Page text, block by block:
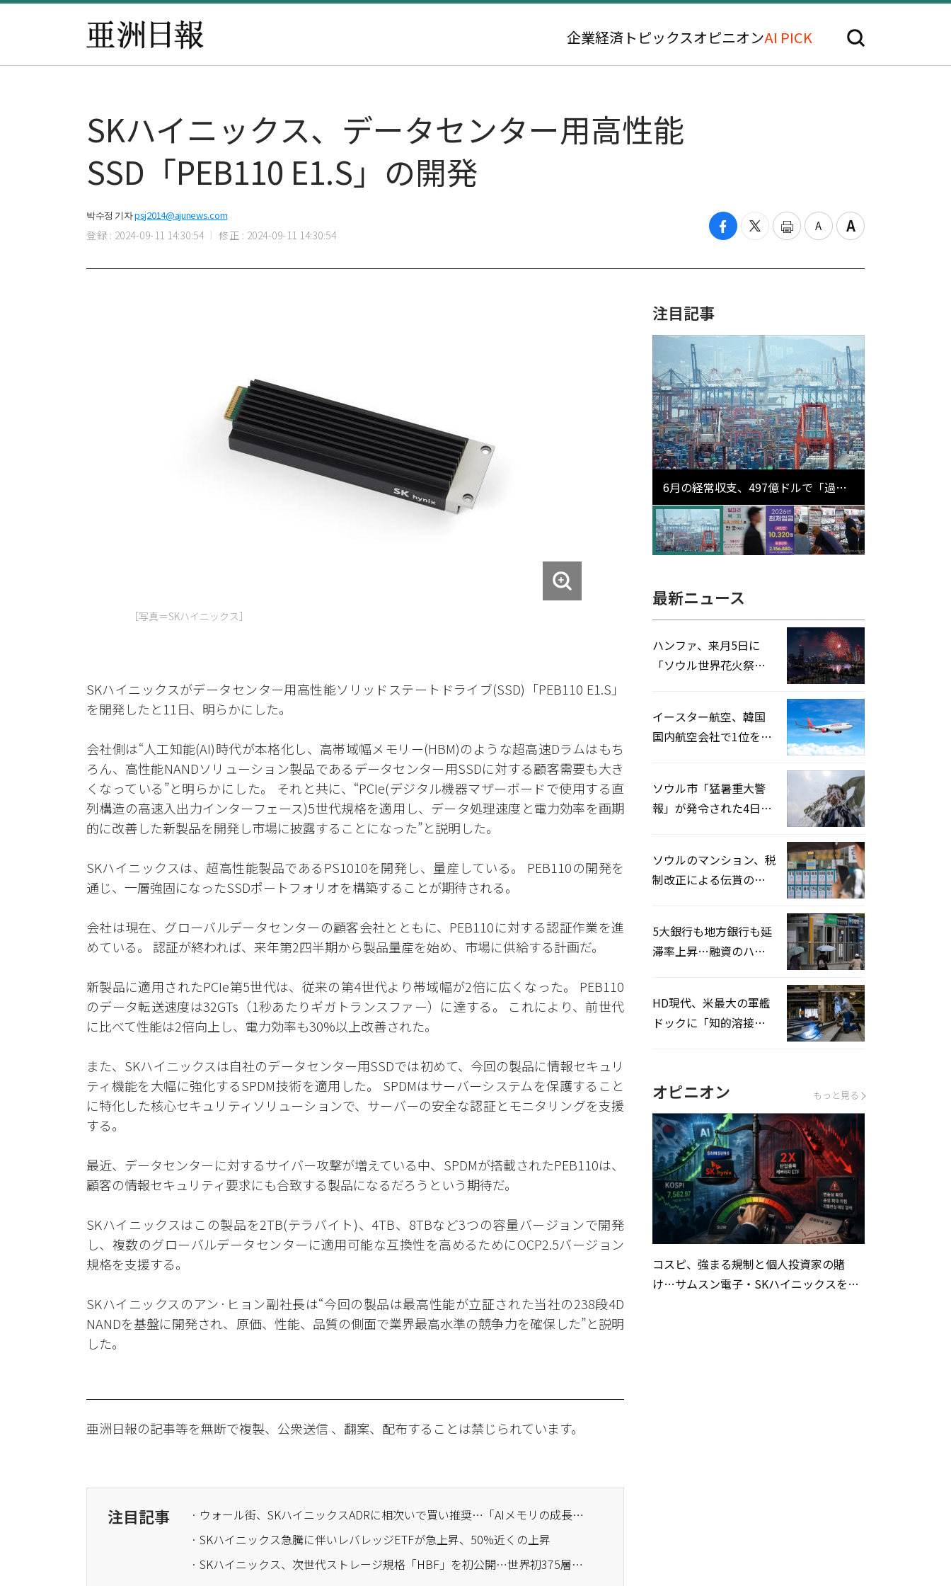
企業経済 トピックスオピニオンAI PICK
SKハイニックス、データセンター用高性能
SSD「PEB110 E1.S」の開発
박수정 기자psj2014@ajunews.com
登録 : 2024-09-11 14:30:54 修正 : 2024-09-11 14:30:54
［写真＝SKハイニックス］
SKハイニックスがデータセンター用高性能ソリッドステートドライブ(SSD)「PEB110 E1.S」
を開発したと11日、明らかにした。
会社側は“人工知能(AI)時代が本格化し、高帯域幅メモリー(HBM)のような超高速Dラムはもち
ろん、高性能NANDソリューション製品であるデータセンター用SSDに対する顧客需要も大き
くなっている”と明らかにした。 それと共に、“PCIe(デジタル機器マザーボードで使用する直
列構造の高速入出力インターフェース)5世代規格を適用し、データ処理速度と電力効率を画期
的に改善した新製品を開発し市場に披露することになった”と説明した。
SKハイニックスは、超高性能製品であるPS1010を開発し、量産している。 PEB110の開発を
通じ、一層強固になったSSDポートフォリオを構築することが期待される。
会社は現在、グローバルデータセンターの顧客会社とともに、PEB110に対する認証作業を進
めている。 認証が終われば、来年第2四半期から製品量産を始め、市場に供給する計画だ。
新製品に適用されたPCIe第5世代は、従来の第4世代より帯域幅が2倍に広くなった。 PEB110
のデータ転送速度は32GTs（1秒あたりギガトランスファー）に達する。 これにより、前世代
に比べて性能は2倍向上し、電力効率も30%以上改善された。
また、SKハイニックスは自社のデータセンター用SSDでは初めて、今回の製品に情報セキュリ
ティ機能を大幅に強化するSPDM技術を適用した。 SPDMはサーバーシステムを保護すること
に特化した核心セキュリティソリューションで、サーバーの安全な認証とモニタリングを支援
する。
最近、データセンターに対するサイバー攻撃が増えている中、SPDMが搭載されたPEB110は、
顧客の情報セキュリティ要求にも合致する製品になるだろうという期待だ。
SKハイニックスはこの製品を2TB(テラバイト)、4TB、8TBなど3つの容量バージョンで開発
し、複数のグローバルデータセンターに適用可能な互換性を高めるためにOCP2.5バージョン
規格を支援する。
SKハイニックスのアン·ヒョン副社長は“今回の製品は最高性能が立証された当社の238段4D
NANDを基盤に開発され、原価、性能、品質の側面で業界最高水準の競争力を確保した”と説明
した。
亜洲日報の記事等を無断で複製、公衆送信 、翻案、配布することは禁じられています。
注目記事
· ウォール街、SKハイニックスADRに相次いで買い推奨…「AIメモリの成長性に対して過小評価」
· SKハイニックス急騰に伴いレバレッジETFが急上昇、50%近くの上昇
· SKハイニックス、次世代ストレージ規格「HBF」を初公開…世界初375層NANDも披露
注目記事
6月の経常収支、497億ドルで「過去
最大」…輸出が初の1000億ドル突破
最新ニュース
ハンファ、来月5日に
「ソウル世界花火祭り
イースター航空、韓国
国内航空会社で1位を記
ソウル市「猛暑重大警
報」が発令された4日、
ソウルのマンション、税
制改正による伝貰の月
5大銀行も地方銀行も延
滞率上昇…融資のハー
HD現代、米最大の軍艦
ドックに「知的溶接」
オピニオン もっと見る
コスピ、強まる規制と個人投資家の賭
け…サムスン電子・SKハイニックスを巡